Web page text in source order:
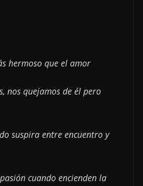
hermoso que el amor
nos quejamos de él pero
suspira entre encuentro y
cuando encienden la